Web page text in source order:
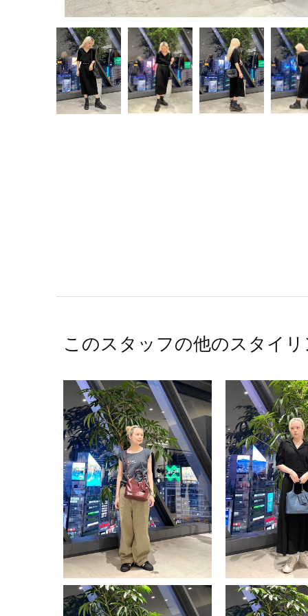
このスタッフの他のスタイ